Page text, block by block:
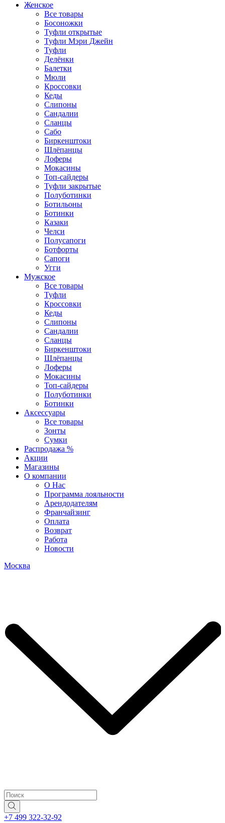
Женское
Все товары
Босоножки
Туфли открытые
Туфли Мэри Джейн
Туфли
Делёнки
Балетки
Мюли
Кроссовки
Кеды
Слипоны
Сандалии
Сланцы
Сабо
Биркенштоки
Шлёпанцы
Лоферы
Мокасины
Топ-сайдеры
Туфли закрытые
Полуботинки
Ботильоны
Ботинки
Казаки
Челси
Полусапоги
Ботфорты
Сапоги
Угги
Мужское
Все товары
Туфли
Кроссовки
Кеды
Слипоны
Сандалии
Сланцы
Биркенштоки
Шлёпанцы
Лоферы
Мокасины
Топ-сайдеры
Полуботинки
Ботинки
Аксессуары
Все товары
Зонты
Сумки
Распродажа %
Акции
Магазины
О компании
О Нас
Программа лояльности
Арендодателям
Франчайзинг
Оплата
Возврат
Работа
Новости
Москва
+7 499 322-32-92